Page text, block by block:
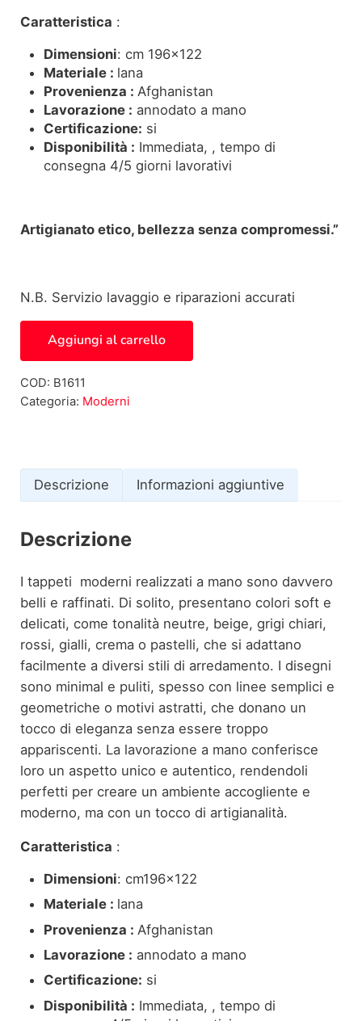
Caratteristica :
Dimensioni: cm 196×122
Materiale : lana
Provenienza : Afghanistan
Lavorazione : annodato a mano
Certificazione: si
Disponibilità : Immediata, , tempo di
consegna 4/5 giorni lavorativi
Artigianato etico, bellezza senza compromessi.”
N.B. Servizio lavaggio e riparazioni accurati
Aggiungi al carrello
COD: B1611
Categoria: Moderni
Descrizione Informazioni aggiuntive
Descrizione
I tappeti moderni realizzati a mano sono davvero
belli e raffinati. Di solito, presentano colori soft e
delicati, come tonalità neutre, beige, grigi chiari,
rossi, gialli, crema o pastelli, che si adattano
facilmente a diversi stili di arredamento. I disegni
sono minimal e puliti, spesso con linee semplici e
geometriche o motivi astratti, che donano un
tocco di eleganza senza essere troppo
appariscenti. La lavorazione a mano conferisce
loro un aspetto unico e autentico, rendendoli
perfetti per creare un ambiente accogliente e
moderno, ma con un tocco di artigianalità.
Caratteristica :
Dimensioni: cm196x122
Materiale : lana
Provenienza : Afghanistan
Lavorazione : annodato a mano
Certificazione: si
Disponibilità : Immediata, , tempo di